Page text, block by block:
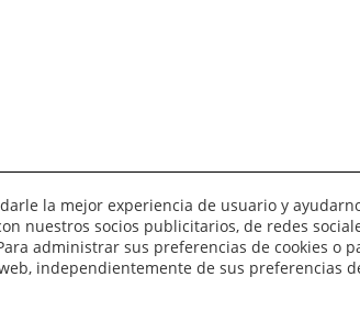
uso Privacidad Sus preferencias de
la mejor experiencia de usuario y
nuestros socios publicitarios, de redes
administrar sus preferencias de cookies o
independientemente de sus preferencias